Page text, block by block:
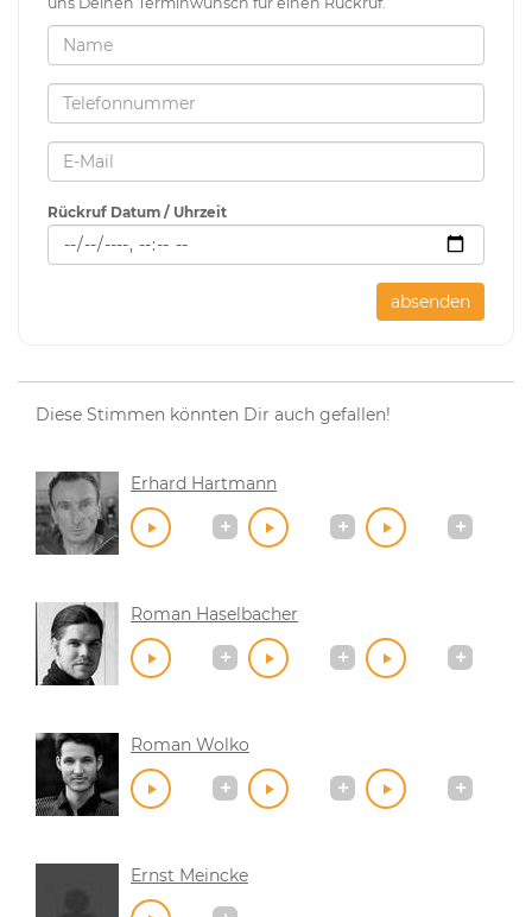
Rückruf Datum / Uhrzeit
absenden
Diese Stimmen könnten Dir auch gefallen!
Erhard Hartmann
Roman Haselbacher
Roman Wolko
Ernst Meincke